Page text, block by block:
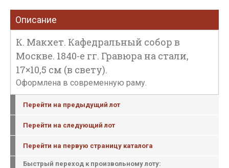
Описание
К. Макхет. Кафедральный собор в
Москве. 1840-е гг. Гравюра на стали,
17×10,5 см (в свету).
Оформлена в современную раму.
Перейти на предыдущий лот
Перейти на следующий лот
Перейти на первую страницу каталога
Быстрый переход к произвольному лоту: